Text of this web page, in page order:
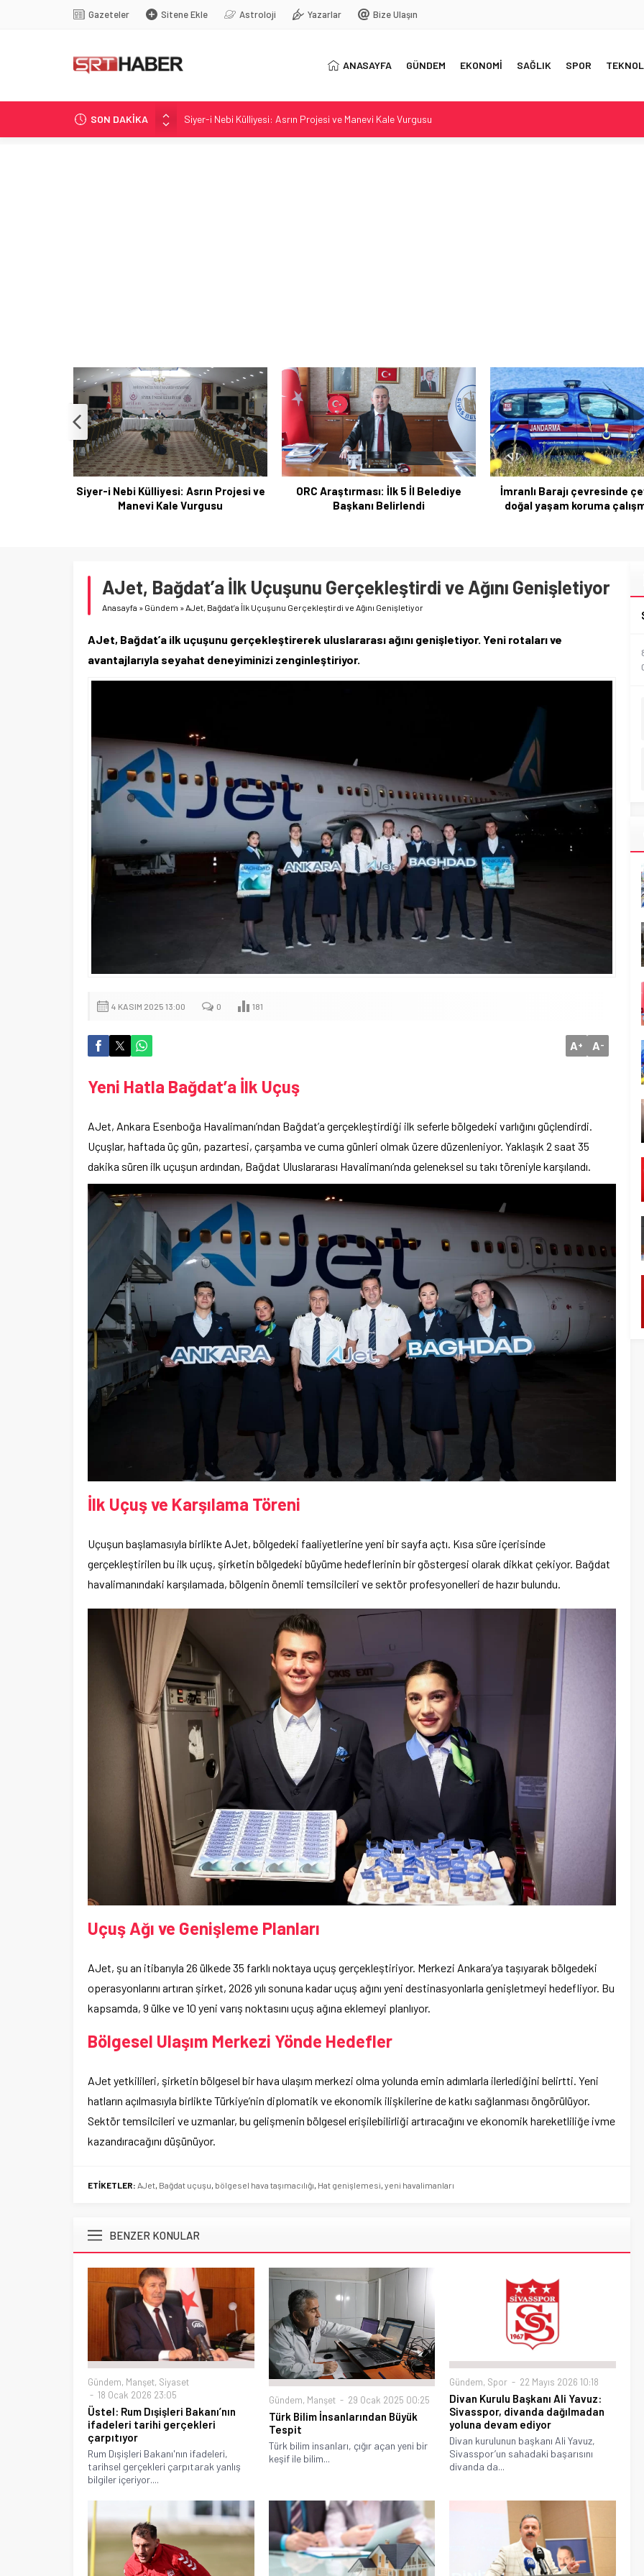
Gazeteler Sitene Ekle Astroloji Yazarlar Bize Ulaşın
ANASAYFA GÜNDEM EKONOMİ SAĞLIK SPOR
SON DAKİKA
Siyer-i Nebi Külliyesi: Asrın Projesi ve Manevi Kale Vurgusu
ORC Araştırması: İlk 5 İl Belediye Başkanı Belirlendi
Siyer-i Nebi Külliyesi: Asrın Projesi ve
Manevi Kale Vurgusu
ORC Araştırması: İlk 5 İl Belediye
Başkanı Belirlendi
İmranlı Barajı çevresinde
doğal yaşam koruma
AJet, Bağdat’a İlk Uçuşunu Gerçekleştirdi ve Ağını Genişletiyor
Anasayfa » Gündem »AJet, Bağdat’a İlk Uçuşunu Gerçekleştirdi ve Ağını Genişletiyor
AJet, Bağdat’a ilk uçuşunu gerçekleştirerek uluslararası ağını genişletiyor. Yeni rotaları ve
avantajlarıyla seyahat deneyiminizi zenginleştiriyor.
4 KASIM 2025 13:00 0 181
A+ A-
Yeni Hatla Bağdat’a İlk Uçuş
AJet, Ankara Esenboğa Havalimanı’ndan Bağdat’a gerçekleştirdiği ilk seferle bölgedeki varlığını güçlendirdi.
Uçuşlar, haftada üç gün, pazartesi, çarşamba ve cuma günleri olmak üzere düzenleniyor. Yaklaşık 2 saat 35
dakika süren ilk uçuşun ardından, Bağdat Uluslararası Havalimanı’nda geleneksel su takı töreniyle karşılandı.
İlk Uçuş ve Karşılama Töreni
Uçuşun başlamasıyla birlikte AJet, bölgedeki faaliyetlerine yeni bir sayfa açtı. Kısa süre içerisinde
gerçekleştirilen bu ilk uçuş, şirketin bölgedeki büyüme hedeflerinin bir göstergesi olarak dikkat çekiyor. Bağdat
havalimanındaki karşılamada, bölgenin önemli temsilcileri ve sektör profesyonelleri de hazır bulundu.
Uçuş Ağı ve Genişleme Planları
AJet, şu an itibarıyla 26 ülkede 35 farklı noktaya uçuş gerçekleştiriyor. Merkezi Ankara’ya taşıyarak bölgedeki
operasyonlarını artıran şirket, 2026 yılı sonuna kadar uçuş ağını yeni destinasyonlarla genişletmeyi hedefliyor. Bu
kapsamda, 9 ülke ve 10 yeni varış noktasını uçuş ağına eklemeyi planlıyor.
Bölgesel Ulaşım Merkezi Yönde Hedefler
AJet yetkilileri, şirketin bölgesel bir hava ulaşım merkezi olma yolunda emin adımlarla ilerlediğini belirtti. Yeni
hatların açılmasıyla birlikte Türkiye’nin diplomatik ve ekonomik ilişkilerine de katkı sağlanması öngörülüyor.
Sektör temsilcileri ve uzmanlar, bu gelişmenin bölgesel erişilebilirliği artıracağını ve ekonomik hareketliliğe ivme
kazandıracağını düşünüyor.
ETİKETLER: AJet, Bağdat uçuşu, bölgesel hava taşımacılığı, Hat genişlemesi, yeni havalimanları
BENZER KONULAR
Gündem, Manşet, Siyaset
18 Ocak 2026 23:05
Üstel: Rum Dışişleri Bakanı’nın
ifadeleri tarihi gerçekleri
çarpıtıyor
Rum Dışişleri Bakanı'nın ifadeleri,
tarihsel gerçekleri çarpıtarak yanlış
bilgiler içeriyor....
Gündem, Manşet 29 Ocak 2025 00:25
Türk Bilim İnsanlarından Büyük
Tespit
Türk bilim insanları, çığır açan yeni bir
keşif ile bilim...
Gündem, Spor 22 Mayıs 2026 10:18
Divan Kurulu Başkanı Ali Yavuz:
Sivasspor, divanda dağılmadan
yoluna devam ediyor
Divan kurulunun başkanı Ali Yavuz,
Sivasspor’un sahadaki başarısını
divanda da...